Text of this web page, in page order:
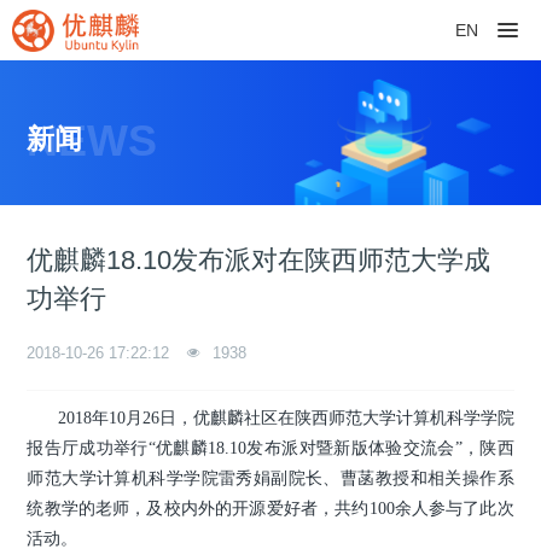
EN
NEWS
新闻
优麒麟18.10发布派对在陕西师范大学成
功举行
2018-10-26 17:22:12 1938
2018年10月26日，优麒麟社区在陕西师范大学计算机科学学院
报告厅成功举行“优麒麟18.10发布派对暨新版体验交流会”，陕西
师范大学计算机科学学院雷秀娟副院长、曹菡教授和相关操作系
统教学的老师，及校内外的开源爱好者，共约100余人参与了此次
活动。